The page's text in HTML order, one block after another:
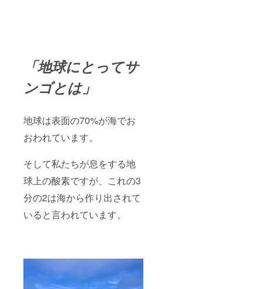
「地球にとってサ
ンゴとは」
地球は表面の70%が海でお
おわれています。
そして私たちが息をする地
球上の酸素ですが、これの3
分の2は海から作り出されて
いると言われています。